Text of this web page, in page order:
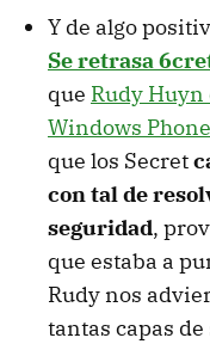
Y de algo
Se retrasa
que Rudy
Windows Phone
que los Secret
con tal de
seguridad,
que estaba a
Rudy nos
tantas capas